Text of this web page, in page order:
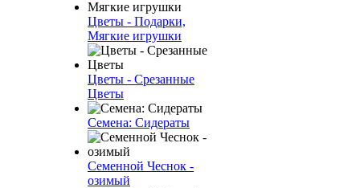
Цветы - Подарки,
Мягкие игрушки
Цветы - Срезанные
Цветы
Семена: Сидераты
Семенной Чеснок -
озимый